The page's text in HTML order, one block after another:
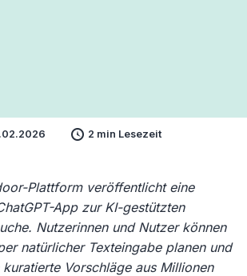
2 min Lesezeit
Plattform veröffentlicht eine
App zur KI-gestützten
Nutzerinnen und Nutzer können
natürlicher Texteingabe planen und
kuratierte Vorschläge aus Millionen